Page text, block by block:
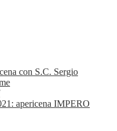
con S.C. Sergio
apericena IMPERO